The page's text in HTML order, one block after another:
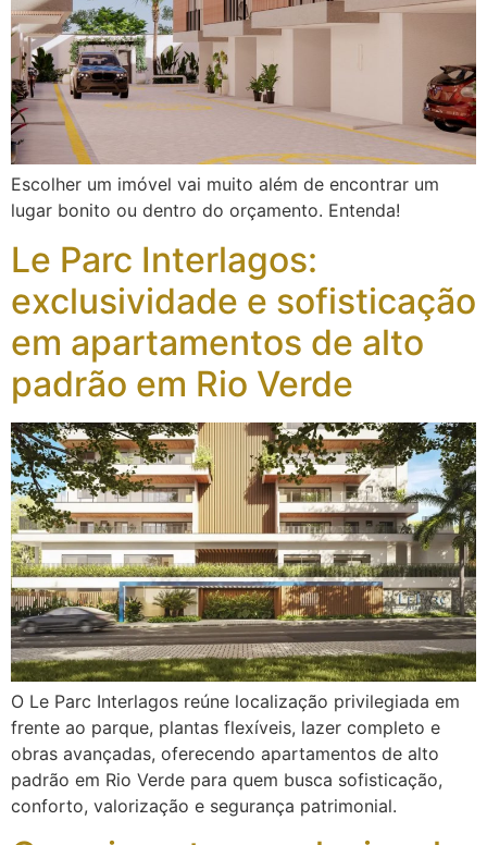
Escolher um imóvel vai muito além de encontrar um
lugar bonito ou dentro do orçamento. Entenda!
Le Parc Interlagos:
exclusividade e sofisticação
em apartamentos de alto
padrão em Rio Verde
O Le Parc Interlagos reúne localização privilegiada em
frente ao parque, plantas flexíveis, lazer completo e
obras avançadas, oferecendo apartamentos de alto
padrão em Rio Verde para quem busca sofisticação,
conforto, valorização e segurança patrimonial.